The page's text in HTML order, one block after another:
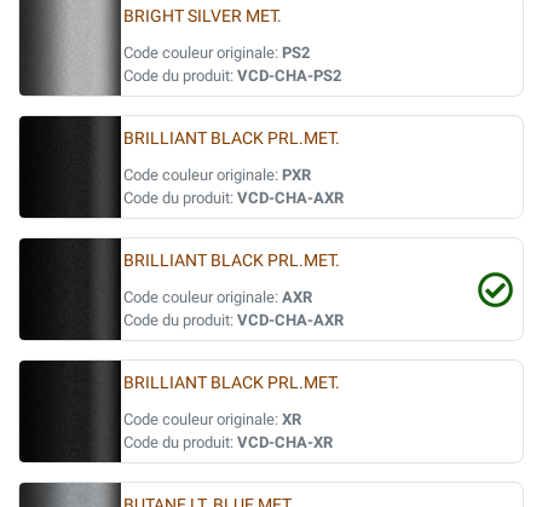
BRIGHT SILVER MET.
Code couleur originale: PS2
Code du produit: VCD-CHA-PS2
BRILLIANT BLACK PRL.MET.
Code couleur originale: PXR
Code du produit: VCD-CHA-AXR
BRILLIANT BLACK PRL.MET.
Code couleur originale: AXR
Code du produit: VCD-CHA-AXR
BRILLIANT BLACK PRL.MET.
Code couleur originale: XR
Code du produit: VCD-CHA-XR